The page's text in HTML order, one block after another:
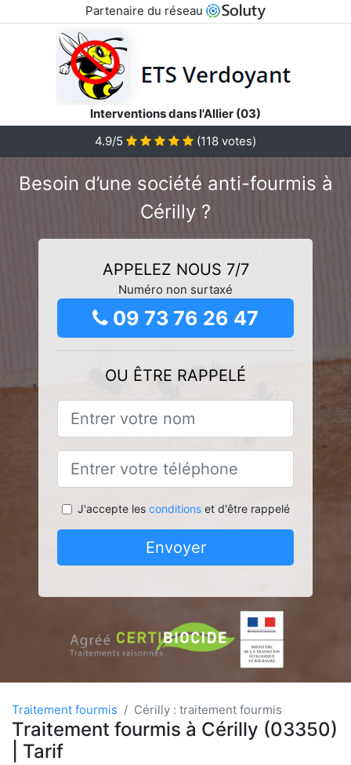
Partenaire du réseau
Interventions dans l'Allier (03)
4.9/5
(118 votes)
Besoin d’une société anti-fourmis à
Cérilly ?
APPELEZ NOUS 7/7
Numéro non surtaxé
09 73 76 26 47
OU ÊTRE RAPPELÉ
J'accepte les conditionset d'être rappelé
Envoyer
Traitement fourmis Cérilly : traitement fourmis
Traitement fourmis à Cérilly (03350)
| Tarif